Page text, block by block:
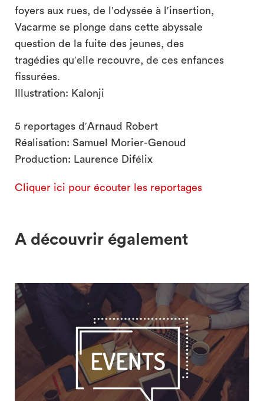
foyers aux rues, de lʹodyssée à lʹinsertion,
Vacarme se plonge dans cette abyssale
question de la fuite des jeunes, des
tragédies quʹelle recouvre, de ces enfances
fissurées.
Illustration: Kalonji
5 reportages dʹArnaud Robert
Réalisation: Samuel Morier-Genoud
Production: Laurence Difélix
Cliquer ici pour écouter les reportages
A découvrir également